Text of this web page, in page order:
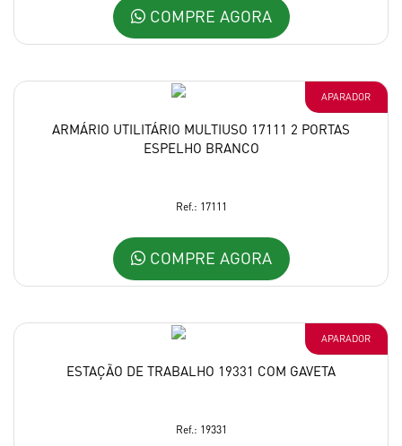
COMPRE AGORA
APARADOR
ARMÁRIO UTILITÁRIO MULTIUSO 17111 2 PORTAS
ESPELHO BRANCO
Ref.: 17111
COMPRE AGORA
APARADOR
ESTAÇÃO DE TRABALHO 19331 COM GAVETA
Ref.: 19331